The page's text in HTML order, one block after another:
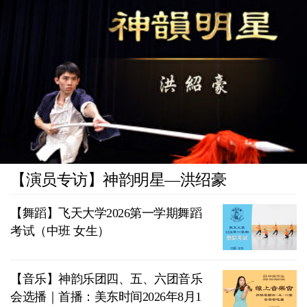
【演员专访】神韵明星—洪绍豪
【舞蹈】飞天大学2026第一学期舞蹈
考试（中班 女生）
【音乐】神韵乐团四、五、六团音乐
会选播｜首播：美东时间2026年8月1